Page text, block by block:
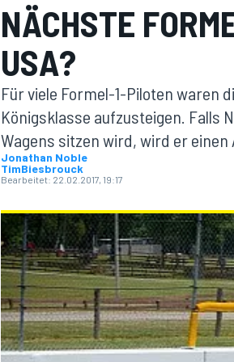
MOTOGP
NÄCHSTE
USA?
Für viele Formel-1-Piloten waren
Königsklasse aufzusteigen. Falls
Wagens sitzen wird, wird er
Jonathan Noble
TimBiesbrouck
Bearbeitet: 22.02.2017, 19:17